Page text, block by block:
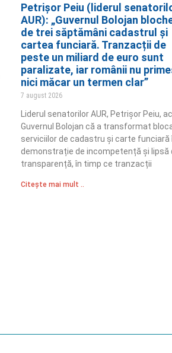
Petrișor Peiu (liderul
AUR): „Guvernul Bolojan
de trei săptămâni cadastrul și
cartea funciară. Tranzacții de
peste un miliard de euro sunt
paralizate, iar românii nu
nici măcar un termen clar”
7 august 2026
Liderul senatorilor AUR, Petrișor Peiu,
Guvernul Bolojan că a transformat
serviciilor de cadastru și carte funciară
demonstrație de incompetență și lipsă
transparență, în timp ce tranzacții
Citește mai mult ..